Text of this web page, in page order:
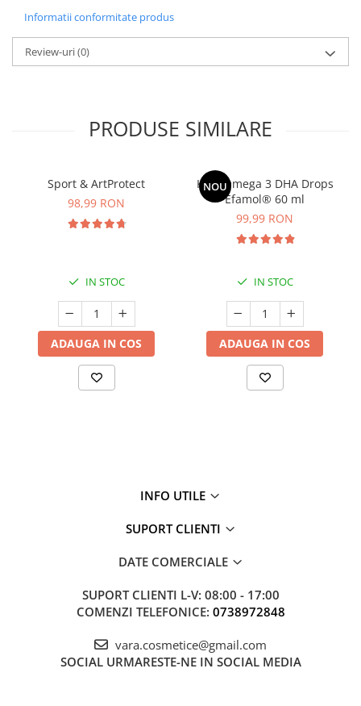
Informatii conformitate produs
Review-uri(0)
PRODUSE SIMILARE
Sport & ArtProtect
98,99 RON
IN STOC
ADAUGA IN COS
NOU
Kids Omega 3 DHA Drops
Efamol® 60 ml
99,99 RON
IN STOC
ADAUGA IN COS
INFO UTILE
SUPORT CLIENTI
DATE COMERCIALE
SUPORT CLIENTI L-V: 08:00 - 17:00
COMENZI TELEFONICE: 0738972848
vara.cosmetice@gmail.com
SOCIAL URMARESTE-NE IN SOCIAL MEDIA